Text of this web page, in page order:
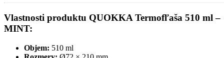
Vlastnosti produktu QUOKKA Termofľaša 510 ml –
MINT:
Objem: 510 ml